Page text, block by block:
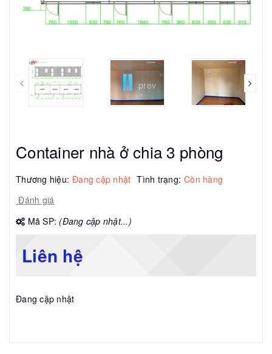
prev
Container nhà ở chia 3 phòng
Thương hiệu: Đang cập nhật Tình trạng: Còn hàng
Đánh giá
Mã SP: (Đang cập nhật...)
Liên hệ
Đang cập nhật